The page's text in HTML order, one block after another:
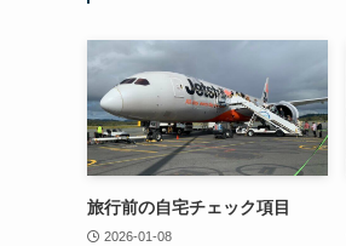
旅行前の自宅チェック項目
2026-01-08